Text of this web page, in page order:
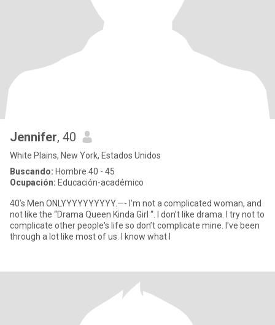
Jennifer, 40
White Plains, New York, Estados Unidos
Buscando: Hombre 40 - 45
Ocupación: Educación-académico
40’s Men ONLYYYYYYYYYY.—- I'm not a complicated woman, and
not like the “Drama Queen Kinda Girl “. I don’t like drama. I try not to
complicate other people's life so don’t complicate mine. I've been
through a lot like most of us. I know what I